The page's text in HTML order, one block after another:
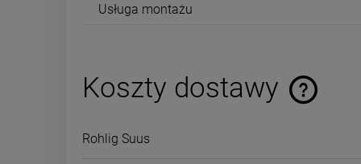
Usługa montażu
Koszty dostawy
Rohlig Suus